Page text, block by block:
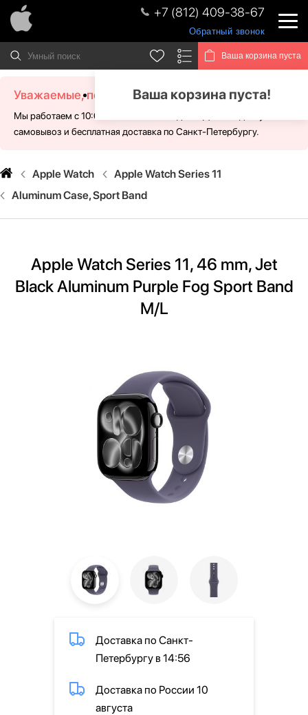
+7 (812) 409-38-67
Обратный звонок
Ваша корзина пуста
Ваша корзина пуста!
Уважаемые, посетители!
Мы работаем с 10:00 - 21:00 без выходных. Для Вас доступен
самовывоз и бесплатная доставка по Санкт-Петербургу.
Apple Watch
Apple Watch Series 11
Aluminum Case, Sport Band
Apple Watch Series 11, 46 mm, Jet
Black Aluminum Purple Fog Sport Band
M/L
Доставка по Санкт-
Петербургу в 14:56
Доставка по России 10
августа